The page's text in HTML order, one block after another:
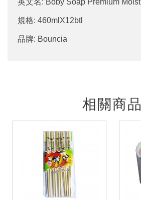
規格: 460mlX12btl
品牌: Bouncia
相關商品